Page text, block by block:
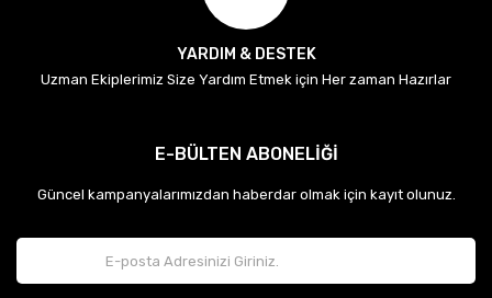
YARDIM & DESTEK
Uzman Ekiplerimiz Size Yardım Etmek için Her zaman Hazırlar
E-BÜLTEN ABONELİĞİ
Güncel kampanyalarımızdan haberdar olmak için kayıt olunuz.